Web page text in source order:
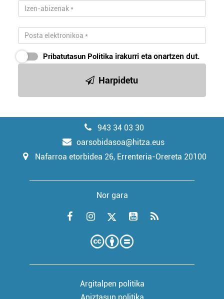
Pribatutasun Politika irakurri eta onartzen dut.
Harpidetu
943 34 03 30
oarsobidasoa@hitza.eus
Nafarroa etorbidea 26, Errenteria-Orereta 20100
Nor gara
Argitalpen politika